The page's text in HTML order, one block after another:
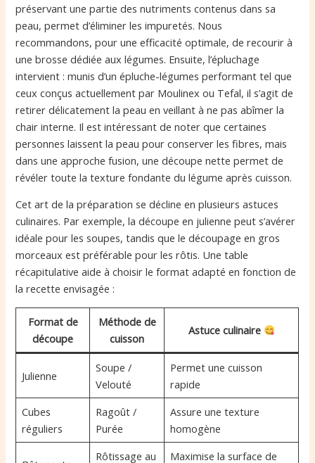
préservant une partie des nutriments contenus dans sa
peau, permet d’éliminer les impuretés. Nous
recommandons, pour une efficacité optimale, de recourir à
une brosse dédiée aux légumes. Ensuite, l’épluchage
intervient : munis d’un épluche-légumes performant tel que
ceux conçus actuellement par Moulinex ou Tefal, il s’agit de
retirer délicatement la peau en veillant à ne pas abîmer la
chair interne. Il est intéressant de noter que certaines
personnes laissent la peau pour conserver les fibres, mais
dans une approche fusion, une découpe nette permet de
révéler toute la texture fondante du légume après cuisson.
Cet art de la préparation se décline en plusieurs astuces
culinaires. Par exemple, la découpe en julienne peut s’avérer
idéale pour les soupes, tandis que le découpage en gros
morceaux est préférable pour les rôtis. Une table
récapitulative aide à choisir le format adapté en fonction de
la recette envisagée :
Format de
découpe
Méthode de
cuisson
Astuce culinaire
Julienne
Soupe /
Velouté
Permet une cuisson
rapide
Cubes
réguliers
Ragoût /
Purée
Assure une texture
homogène
Rôtissage au
Maximise la surface de